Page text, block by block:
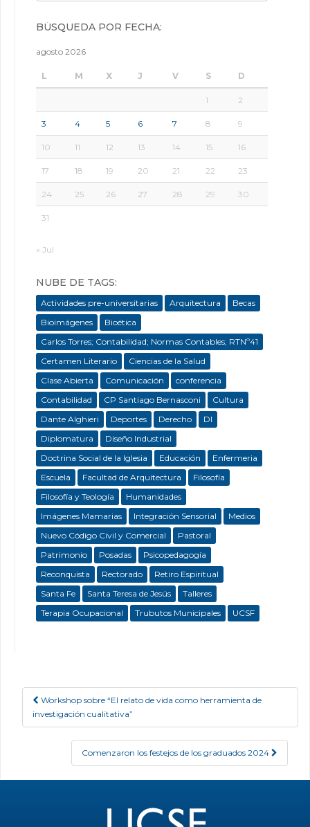
BÚSQUEDA POR FECHA:
agosto 2026
L M X J V S D
1 2
3 4 5 6 7 8 9
10 11 12 13 14 15 16
17 18 19 20 21 22 23
24 25 26 27 28 29 30
31
« Jul
NUBE DE TAGS:
Actividades pre-universitarias Arquitectura
Becas
Bioimágenes
Bioética
Carlos Torres; Contabilidad; Normas Contables; RTNº41
Certamen Literario
Ciencias de la Salud
Clase Abierta
Comunicación
conferencia
Contabilidad
CP Santiago Bernasconi
Cultura
Dante Alghieri
Deportes Derecho
DI
Diplomatura
Diseño Industrial
Doctrina Social de la Iglesia
Educación
Enfermeria
Escuela
Facultad de Arquitectura
Filosofía
Filosofía y Teología
Humanidades
Imágenes Mamarias
Integración Sensorial
Medios
Nuevo Código Civil y Comercial
Pastoral
Patrimonio
Posadas
Psicopedagogía
Reconquista
Rectorado
Retiro Espiritual
Santa Fe
Santa Teresa de Jesús
Talleres
Terapia Ocupacional
Trubutos Municipales UCSF
Post navigation
Workshop sobre “El relato de vida como herramienta de
investigación cualitativa”
Comenzaron los festejos de los graduados 2024